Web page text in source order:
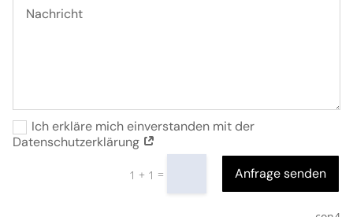
Ich erkläre mich einverstanden mit der
Datenschutzerklärung
1 + 1 = Anfrage senden